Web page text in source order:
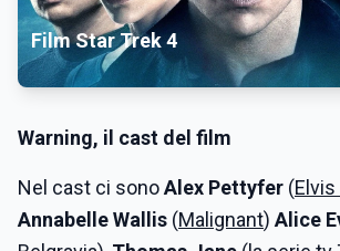
Film Star Trek 4
Warning, il cast del film
Nel cast ci sonoAlex Pettyfer (Elvis
Annabelle Wallis (Malignant) Alice